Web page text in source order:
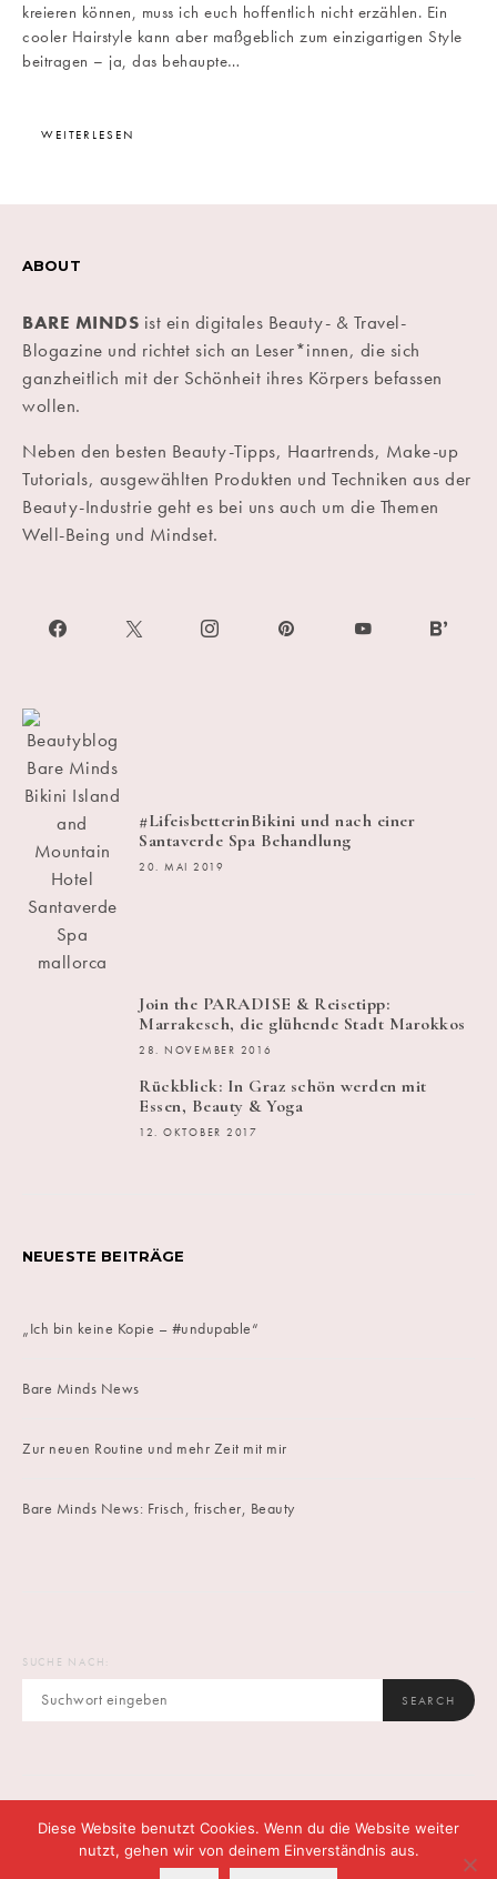
kreieren können, muss ich euch hoffentlich nicht erzählen. Ein
cooler Hairstyle kann aber maßgeblich zum einzigartigen Style
beitragen – ja, das behaupte…
WEITERLESEN
ABOUT
BARE MINDS ist ein digitales Beauty- & Travel-
Blogazine und richtet sich an Leser*innen, die sich
ganzheitlich mit der Schönheit ihres Körpers befassen
wollen.
Neben den besten Beauty-Tipps, Haartrends, Make-up
Tutorials, ausgewählten Produkten und Techniken aus der
Beauty-Industrie geht es bei uns auch um die Themen
Well-Being und Mindset.
#LifeisbetterinBikini und nach einer
Santaverde Spa Behandlung
20. MAI 2019
Join the PARADISE & Reisetipp:
Marrakesch, die glühende Stadt Marokkos
28. NOVEMBER 2016
Rückblick: In Graz schön werden mit
Essen, Beauty & Yoga
12. OKTOBER 2017
NEUESTE BEITRÄGE
„Ich bin keine Kopie – #undupable“
Bare Minds News
Zur neuen Routine und mehr Zeit mit mir
Bare Minds News: Frisch, frischer, Beauty
SUCHE NACH:
SEARCH
DATENSCHUTZ CONTACT
Diese Website benutzt Cookies. Wenn du die Website weiter
nutzt, gehen wir von deinem Einverständnis aus.